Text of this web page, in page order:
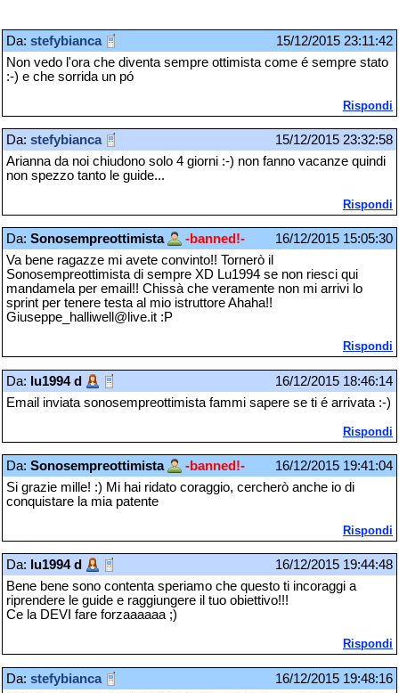
Da: stefybianca
15/12/2015 23:11:42
Non vedo l'ora che diventa sempre ottimista come é sempre stato
:-) e che sorrida un pó
Rispondi
Da: stefybianca
15/12/2015 23:32:58
Arianna da noi chiudono solo 4 giorni :-) non fanno vacanze quindi
non spezzo tanto le guide...
Rispondi
Da: Sonosempreottimista -banned!-
16/12/2015 15:05:30
Va bene ragazze mi avete convinto!! Tornerò il
Sonosempreottimista di sempre XD Lu1994 se non riesci qui
mandamela per email!! Chissà che veramente non mi arrivi lo
sprint per tenere testa al mio istruttore Ahaha!!
Giuseppe_halliwell@live.it :P
Rispondi
Da: lu1994 d
16/12/2015 18:46:14
Email inviata sonosempreottimista fammi sapere se ti é arrivata :-)
Rispondi
Da: Sonosempreottimista -banned!-
16/12/2015 19:41:04
Si grazie mille! :) Mi hai ridato coraggio, cercherò anche io di
conquistare la mia patente
Rispondi
Da: lu1994 d
16/12/2015 19:44:48
Bene bene sono contenta speriamo che questo ti incoraggi a
riprendere le guide e raggiungere il tuo obiettivo!!!
Ce la DEVI fare forzaaaaaa ;)
Rispondi
Da: stefybianca
16/12/2015 19:48:16